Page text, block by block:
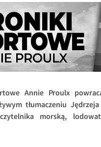
Annie Proulx
tłumaczeniu
morską,